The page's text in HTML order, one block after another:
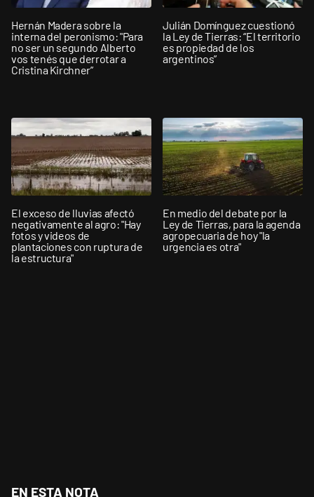
Hernán Madera sobre la
interna del peronismo: "Para
no ser un segundo Alberto
vos tenés que derrotar a
Cristina Kirchner”
Julián Domínguez cuestionó
la Ley de Tierras: “El territorio
es propiedad de los
argentinos”
El exceso de lluvias afectó
negativamente al agro: "Hay
fotos y videos de
plantaciones con ruptura de
la estructura"
En medio del debate por la
Ley de Tierras, para la agenda
agropecuaria de hoy "la
urgencia es otra"
EN ESTA NOTA